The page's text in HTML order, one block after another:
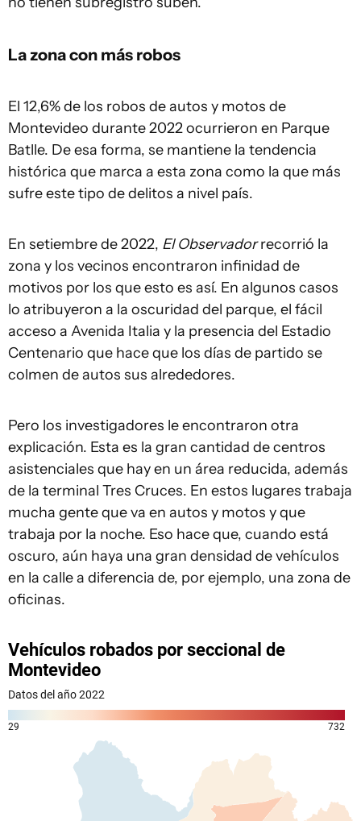
La zona con más robos
El 12,6% de los robos de autos y motos de
Montevideo durante 2022 ocurrieron en Parque
Batlle. De esa forma, se mantiene la tendencia
histórica que marca a esta zona como la que más
sufre este tipo de delitos a nivel país.
En setiembre de 2022, El Observadorrecorrió la
zona y los vecinos encontraron infinidad de
motivos por los que esto es así. En algunos casos
lo atribuyeron a la oscuridad del parque, el fácil
acceso a Avenida Italia y la presencia del Estadio
Centenario que hace que los días de partido se
colmen de autos sus alrededores.
Pero los investigadores le encontraron otra
explicación. Esta es la gran cantidad de centros
asistenciales que hay en un área reducida, además
de la terminal Tres Cruces. En estos lugares trabaja
mucha gente que va en autos y motos y que
trabaja por la noche. Eso hace que, cuando está
oscuro, aún haya una gran densidad de vehículos
en la calle a diferencia de, por ejemplo, una zona de
oficinas.